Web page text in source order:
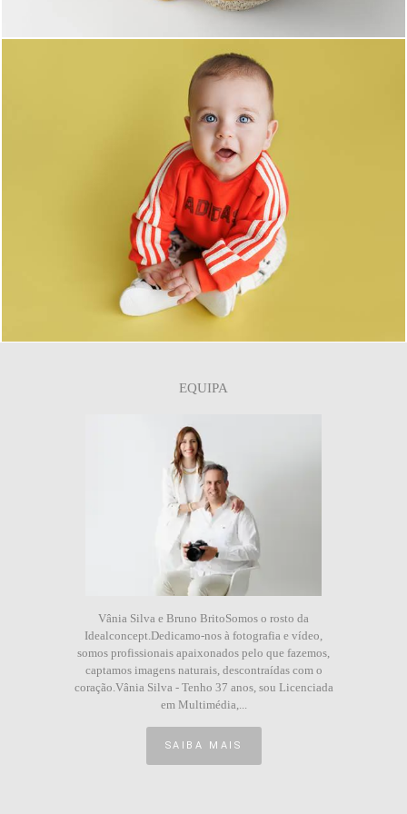
0
EQUIPA
Vânia Silva e Bruno BritoSomos o rosto da
Idealconcept.Dedicamo-nos à fotografia e vídeo,
somos profissionais apaixonados pelo que fazemos,
captamos imagens naturais, descontraídas com o
coração.Vânia Silva - Tenho 37 anos, sou Licenciada
em Multimédia,...
SAIBA MAIS